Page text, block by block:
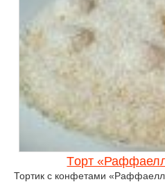
Tорт
Тортик с конфетами